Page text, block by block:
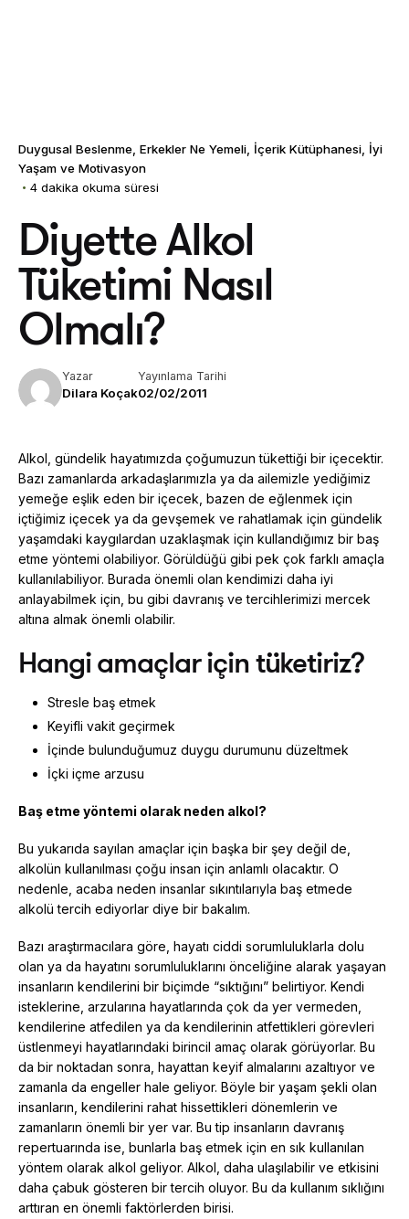
Duygusal Beslenme Erkekler Ne Yemeli İçerik Kütüphanesi İyi
Yaşam ve Motivasyon
4 dakika okuma süresi
Diyette Alkol
Tüketimi Nasıl
Olmalı?
Yazar
Dilara Koçak
Yayınlama Tarihi
02/02/2011
Alkol, gündelik hayatımızda çoğumuzun tükettiği bir içecektir.
Bazı zamanlarda arkadaşlarımızla ya da ailemizle yediğimiz
yemeğe eşlik eden bir içecek, bazen de eğlenmek için
içtiğimiz içecek ya da gevşemek ve rahatlamak için gündelik
yaşamdaki kaygılardan uzaklaşmak için kullandığımız bir baş
etme yöntemi olabiliyor. Görüldüğü gibi pek çok farklı amaçla
kullanılabiliyor. Burada önemli olan kendimizi daha iyi
anlayabilmek için, bu gibi davranış ve tercihlerimizi mercek
altına almak önemli olabilir.
Hangi amaçlar için tüketiriz?
Stresle baş etmek
Keyifli vakit geçirmek
İçinde bulunduğumuz duygu durumunu düzeltmek
İçki içme arzusu
Baş etme yöntemi olarak neden alkol?
Bu yukarıda sayılan amaçlar için başka bir şey değil de,
alkolün kullanılması çoğu insan için anlamlı olacaktır. O
nedenle, acaba neden insanlar sıkıntılarıyla baş etmede
alkolü tercih ediyorlar diye bir bakalım.
Bazı araştırmacılara göre, hayatı ciddi sorumluluklarla dolu
olan ya da hayatını sorumluluklarını önceliğine alarak yaşayan
insanların kendilerini bir biçimde “sıktığını” belirtiyor. Kendi
isteklerine, arzularına hayatlarında çok da yer vermeden,
kendilerine atfedilen ya da kendilerinin atfettikleri görevleri
üstlenmeyi hayatlarındaki birincil amaç olarak görüyorlar. Bu
da bir noktadan sonra, hayattan keyif almalarını azaltıyor ve
zamanla da engeller hale geliyor. Böyle bir yaşam şekli olan
insanların, kendilerini rahat hissettikleri dönemlerin ve
zamanların önemli bir yer var. Bu tip insanların davranış
repertuarında ise, bunlarla baş etmek için en sık kullanılan
yöntem olarak alkol geliyor. Alkol, daha ulaşılabilir ve etkisini
daha çabuk gösteren bir tercih oluyor. Bu da kullanım sıklığını
arttıran en önemli faktörlerden birisi.